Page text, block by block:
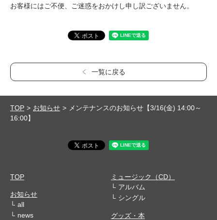
ギャラリー
お客様にはご不便、ご迷惑をおかけし申し訳ございません。
一覧に戻る
TOP お知らせ
メンテナンスのお知らせ【3/16(金) 14:00～
16:00】
TOP
お知らせ
all
news
ミュージック（CD）
アルバム
シングル
グッズ・本